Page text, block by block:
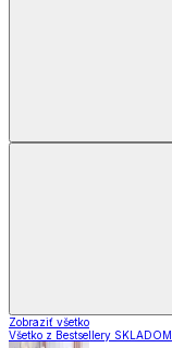
Zobraziť všetko
Všetko z Bestsellery SKLADOM